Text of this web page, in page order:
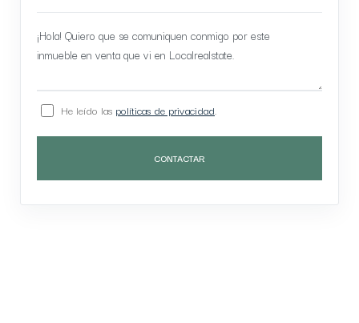
He leído las políticas de privacidad
CONTACTAR